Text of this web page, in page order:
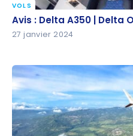
Avis : Delta A350 | Delta
VOLS
Avis : Delta A350 | Delta
27 janvier 2024